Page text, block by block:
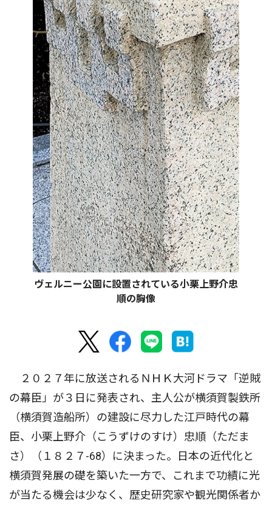
ヴェルニー公園に設置されている小栗上野介忠
順の胸像
２０２７年に放送されるＮＨＫ大河ドラマ「逆賊
の幕臣」が３日に発表され、主人公が横須賀製鉄所
（横須賀造船所）の建設に尽力した江戸時代の幕
臣、小栗上野介（こうずけのすけ）忠順（ただま
さ）（１８２７-68）に決まった。日本の近代化と
横須賀発展の礎を築いた一方で、これまで功績に光
が当たる機会は少なく、歴史研究家や観光関係者か